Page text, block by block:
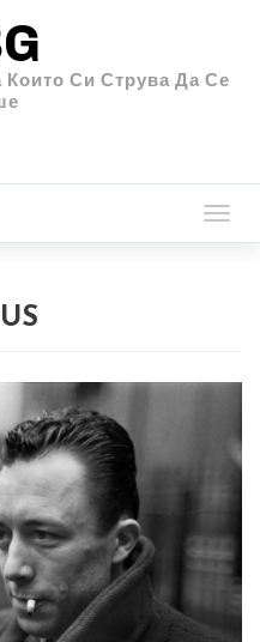
Си Струва Да Се